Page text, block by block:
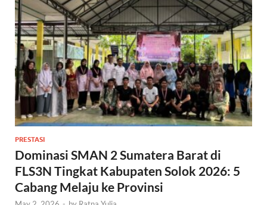
PRESTASI
Dominasi SMAN 2 Sumatera Barat di
FLS3N Tingkat Kabupaten Solok 2026: 5
Cabang Melaju ke Provinsi